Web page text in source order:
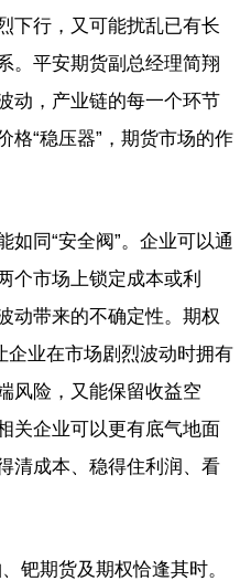
下行，又可能扰乱已有长
。平安期货副总经理简翔
动，产业链的每一个环节
格“稳压器”，期货市场的作
如同“安全阀”。企业可以通
个市场上锁定成本或利
动带来的不确定性。期权
企业在市场剧烈波动时拥有
风险，又能保留收益空
关企业可以更有底气地面
清成本、稳得住利润、看
钯期货及期权恰逢其时。